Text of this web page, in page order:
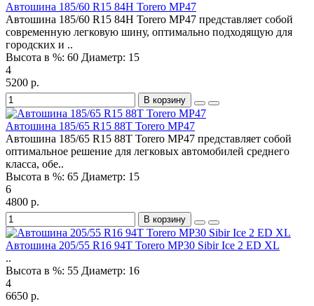
Автошина 185/60 R15 84H Torero MP47
Автошина 185/60 R15 84H Torero MP47 представляет собой
современную легковую шину, оптимально подходящую для
городских и ..
Высота в %: 60 Диаметр: 15
4
5200 р.
В корзину
Автошина 185/65 R15 88T Torero MP47
Автошина 185/65 R15 88T Torero MP47 представляет собой
оптимальное решение для легковых автомобилей среднего
класса, обе..
Высота в %: 65 Диаметр: 15
6
4800 р.
В корзину
Автошина 205/55 R16 94T Torero MP30 Sibir Ice 2 ED XL
..
Высота в %: 55 Диаметр: 16
4
6650 р.